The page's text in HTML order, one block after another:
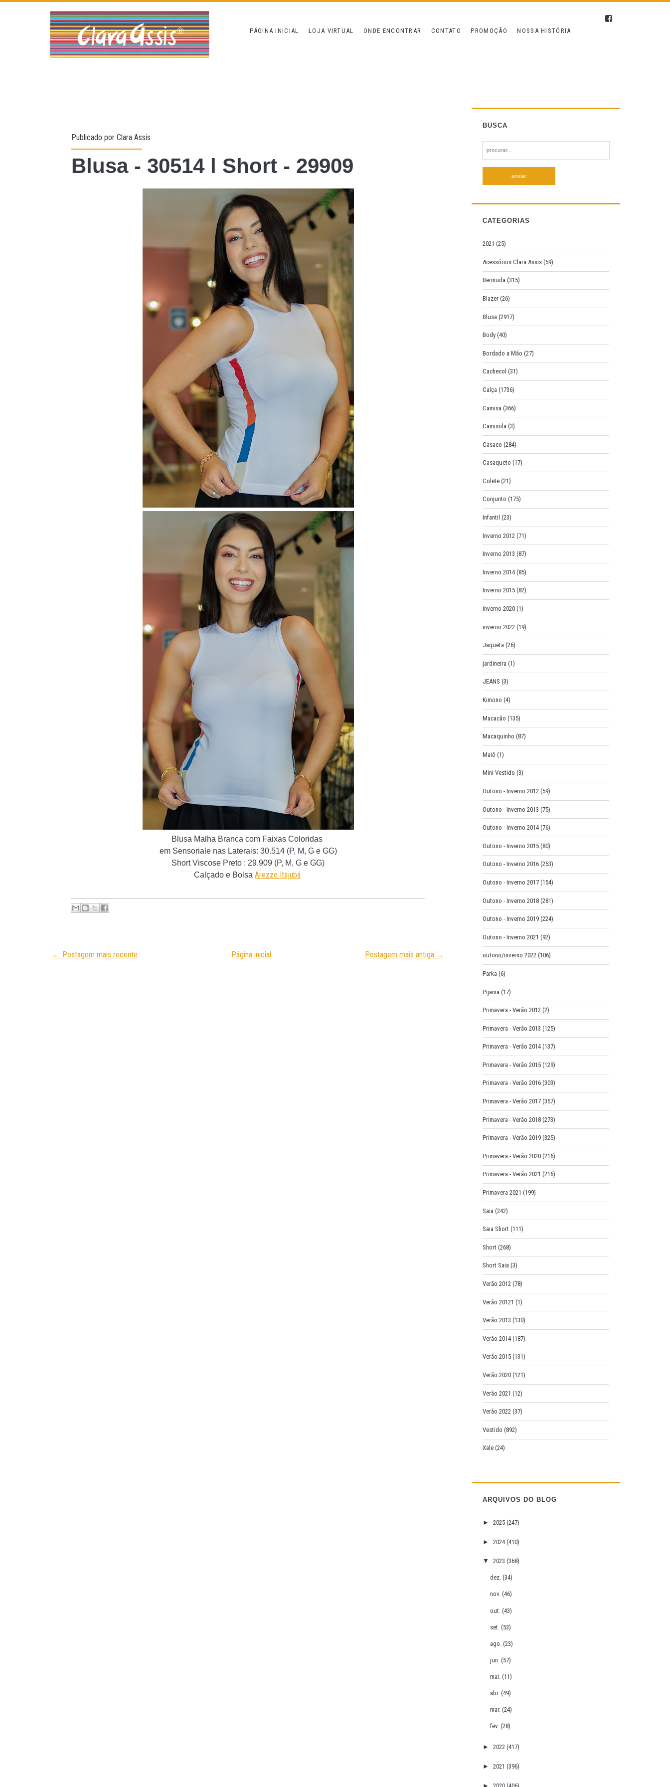
PÁGINA INICIAL LOJA VIRTUAL ONDE ENCONTRAR CONTATO PROMOÇÃO NOSSA HISTÓRIA
Publicado porClara Assis
Blusa - 30514 l Short - 29909
Blusa Malha Branca com Faixas Coloridas
em Sensoriale nas Laterais: 30.514 (P, M, G e GG)
Short Viscose Preto : 29.909 (P, M, G e GG)
Calçado e Bolsa Arezzo Itajubá
← Postagem mais recente Postagem mais antiga →
Página inicial
BUSCA
e
h
f
r
:
CATEGORIAS
2021 (25)
Acessórios Clara Assis (59)
Bermuda (315)
Blazer (26)
Blusa (2917)
Body (40)
Bordado a Mão (27)
Cachecol (31)
Calça (1736)
Camisa (366)
Camisola (3)
Casaco (284)
Casaqueto (17)
Colete (21)
Conjunto (175)
Infantil (23)
Inverno 2012 (71)
Inverno 2013 (87)
Inverno 2014 (85)
Inverno 2015 (82)
Inverno 2020 (1)
inverno 2022 (19)
Jaqueta (26)
jardineira (1)
JEANS (3)
Kimono (4)
Macacão (135)
Macaquinho (87)
Maiô (1)
Mini Vestido (3)
Outono - Inverno 2012 (59)
Outono - Inverno 2013 (75)
Outono - Inverno 2014 (76)
Outono - Inverno 2015 (80)
Outono - Inverno 2016 (253)
Outono - Inverno 2017 (154)
Outono - Inverno 2018 (281)
Outono - Inverno 2019 (224)
Outono - Inverno 2021 (92)
outono/inverno 2022 (106)
Parka (6)
Pijama (17)
Primavera - Verão 2012 (2)
Primavera - Verão 2013 (125)
Primavera - Verão 2014 (137)
Primavera - Verão 2015 (129)
Primavera - Verão 2016 (303)
Primavera - Verão 2017 (357)
Primavera - Verão 2018 (273)
Primavera - Verão 2019 (325)
Primavera - Verão 2020 (216)
Primavera - Verão 2021 (216)
Primavera 2021 (199)
Saia (242)
Saia Short (111)
Short (268)
Short Saia (3)
Verão 2012 (78)
Verão 20121 (1)
Verão 2013 (130)
Verão 2014 (187)
Verão 2015 (131)
Verão 2020 (121)
Verão 2021 (12)
Verão 2022 (37)
Vestido (892)
Xale (24)
ARQUIVOS DO BLOG
► 2025 (247)
► 2024 (410)
▼ 2023 (368)
dez.(34)
nov.(46)
out.(43)
set.(53)
ago.(23)
jun.(57)
mai.(11)
abr.(49)
mar.(24)
fev.(28)
► 2022 (417)
► 2021 (396)